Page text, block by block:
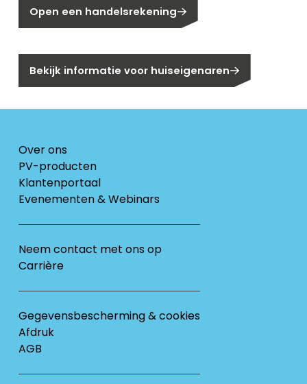
Open een handelsrekening
Bekijk informatie voor huiseigenaren
Over ons
PV-producten
Klantenportaal
Evenementen & Webinars
Neem contact met ons op
Carrière
Gegevensbescherming & cookies
Afdruk
AGB